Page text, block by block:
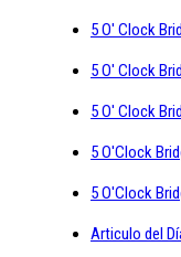
5 O' Clock
5 O' Clock
5 O' Clock
5 O'Clock
5 O'Clock
Articulo del